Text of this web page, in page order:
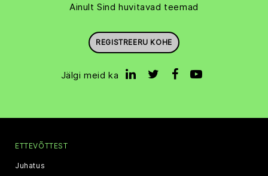
Ainult Sind huvitavad teemad
REGISTREERU KOHE
Jälgi meid ka
ETTEVÕTTEST
Juhatus